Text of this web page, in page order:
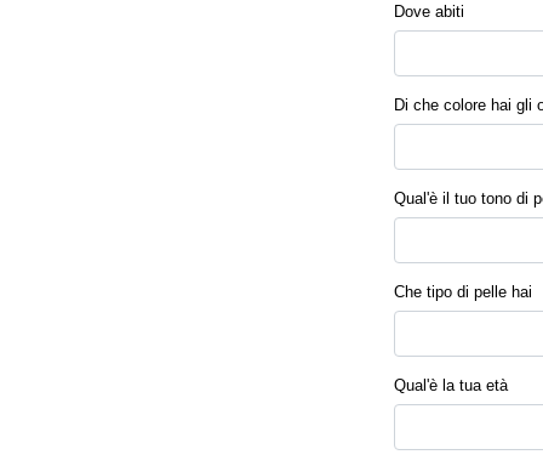
Dove abiti
Di che colore hai gli
Qual'è il tuo tono di
Che tipo di pelle hai
Qual'è la tua età